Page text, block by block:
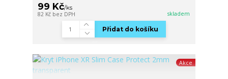
99 Kč/ks
82 Kč bez DPH skladem
Přidat do košíku
Akce